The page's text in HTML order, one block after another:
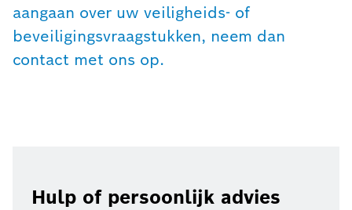
aangaan over uw veiligheids- of
beveiligingsvraagstukken, neem dan
contact met ons op.
Hulp of persoonlijk advies